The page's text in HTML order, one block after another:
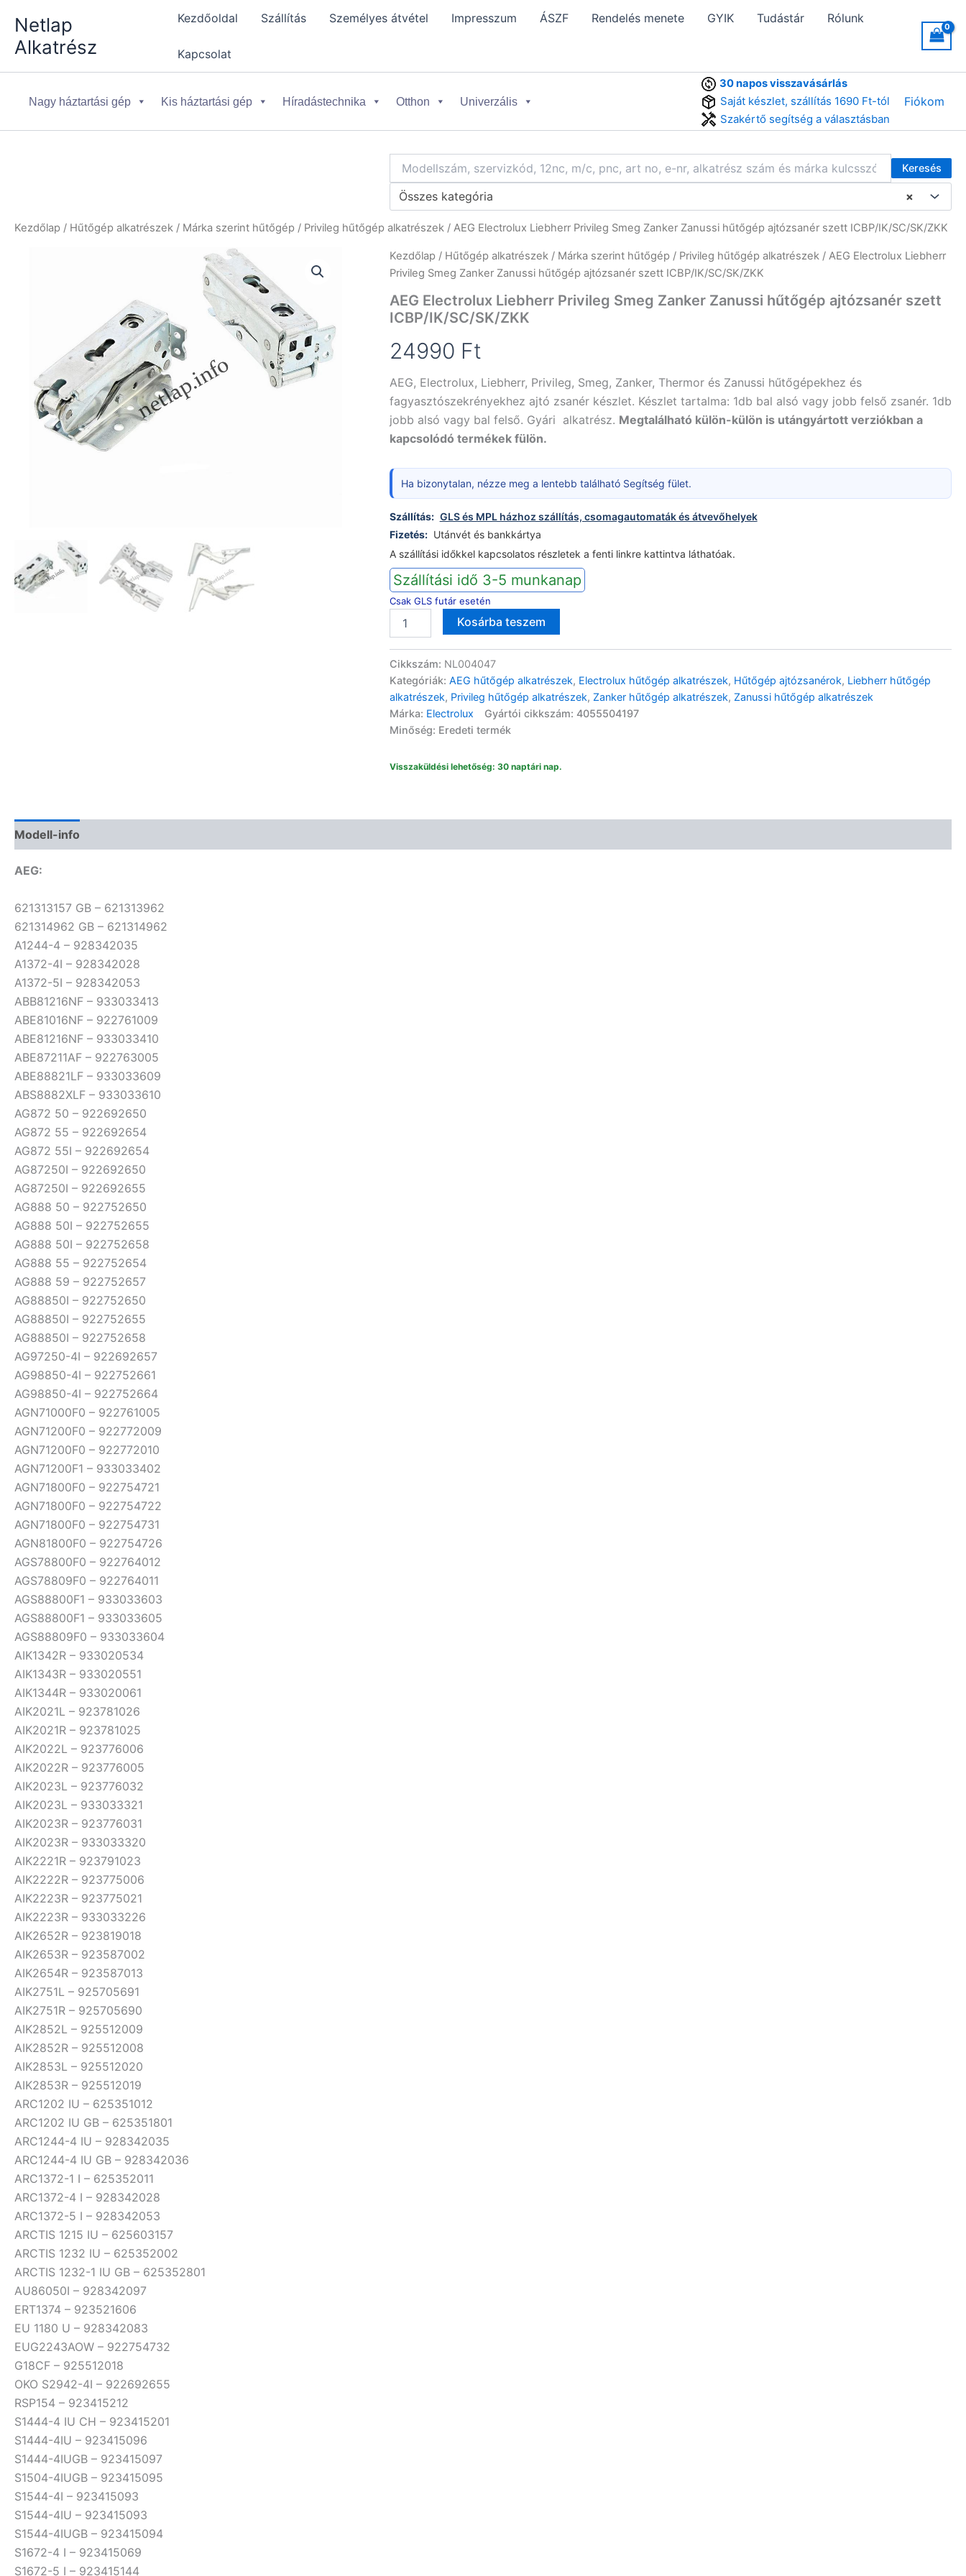
content
Netlap
Alkatrész
Kezdőoldal Szállítás Személyes átvétel Impresszum ÁSZF Rendelés menete GYIK Tudástár Rólunk
Kapcsolat
Nagy háztartási gép Kis háztartási gép Híradástechnika Otthon Univerzális
30 napos visszavásárlás
Saját készlet, szállítás 1690 Ft-tól
Szakértő segítség a választásban
Fiókom
Keresés
×
Összes kategória
Kezdőlap / Hűtőgép alkatrészek / Márka szerint hűtőgép / Privileg hűtőgép alkatrészek / AEG Electrolux Liebherr Privileg Smeg Zanker Zanussi hűtőgép ajtózsanér szett ICBP/IK/SC/SK/ZKK
Kezdőlap / Hűtőgép alkatrészek/ Márka szerint hűtőgép / Privileg hűtőgép alkatrészek/ AEG Electrolux Liebherr
Privileg Smeg Zanker Zanussi hűtőgép ajtózsanér szett ICBP/IK/SC/SK/ZKK
AEG Electrolux Liebherr Privileg Smeg Zanker Zanussi hűtőgép ajtózsanér szett
ICBP/IK/SC/SK/ZKK
24990 Ft
AEG, Electrolux, Liebherr, Privileg, Smeg, Zanker, Thermor és Zanussi hűtőgépekhez és
fagyasztószekrényekhez ajtó zsanér készlet. Készlet tartalma: 1db bal alsó vagy jobb felső zsanér. 1db
jobb alsó vagy bal felső. Gyári alkatrész. Megtalálható külön-külön is utángyártott verziókban a
kapcsolódó termékek fülön.
Ha bizonytalan, nézze meg a lentebb található Segítség fület.
Szállítás: GLS és MPL házhoz szállítás, csomagautomaták és átvevőhelyek
Fizetés: Utánvét és bankkártya
A szállítási időkkel kapcsolatos részletek a fenti linkre kattintva láthatóak.
Szállítási idő 3-5 munkanap
Csak GLS futár esetén
Electrolux
Privileg
Zanker
Zanussi
hűtőgép
ajtózsanér
mennyiség
Kosárba teszem
Cikkszám: NL004047
Kategóriák: AEG hűtőgép alkatrészek, Electrolux hűtőgép alkatrészek, Hűtőgép ajtózsanérok, Liebherr hűtőgép
alkatrészek, Privileg hűtőgép alkatrészek, Zanker hűtőgép alkatrészek, Zanussi hűtőgép alkatrészek
Márka: Electrolux
Gyártói cikkszám: 4055504197
Minőség: Eredeti termék
Visszaküldési lehetőség: 30 naptári nap.
Modell-info
AEG:
621313157 GB – 621313962
621314962 GB – 621314962
A1244-4 – 928342035
A1372-4I – 928342028
A1372-5I – 928342053
ABB81216NF – 933033413
ABE81016NF – 922761009
ABE81216NF – 933033410
ABE87211AF – 922763005
ABE88821LF – 933033609
ABS8882XLF – 933033610
AG872 50 – 922692650
AG872 55 – 922692654
AG872 55I – 922692654
AG87250I – 922692650
AG87250I – 922692655
AG888 50 – 922752650
AG888 50I – 922752655
AG888 50I – 922752658
AG888 55 – 922752654
AG888 59 – 922752657
AG88850I – 922752650
AG88850I – 922752655
AG88850I – 922752658
AG97250-4I – 922692657
AG98850-4I – 922752661
AG98850-4I – 922752664
AGN71000F0 – 922761005
AGN71200F0 – 922772009
AGN71200F0 – 922772010
AGN71200F1 – 933033402
AGN71800F0 – 922754721
AGN71800F0 – 922754722
AGN71800F0 – 922754731
AGN81800F0 – 922754726
AGS78800F0 – 922764012
AGS78809F0 – 922764011
AGS88800F1 – 933033603
AGS88800F1 – 933033605
AGS88809F0 – 933033604
AIK1342R – 933020534
AIK1343R – 933020551
AIK1344R – 933020061
AIK2021L – 923781026
AIK2021R – 923781025
AIK2022L – 923776006
AIK2022R – 923776005
AIK2023L – 923776032
AIK2023L – 933033321
AIK2023R – 923776031
AIK2023R – 933033320
AIK2221R – 923791023
AIK2222R – 923775006
AIK2223R – 923775021
AIK2223R – 933033226
AIK2652R – 923819018
AIK2653R – 923587002
AIK2654R – 923587013
AIK2751L – 925705691
AIK2751R – 925705690
AIK2852L – 925512009
AIK2852R – 925512008
AIK2853L – 925512020
AIK2853R – 925512019
ARC1202 IU – 625351012
ARC1202 IU GB – 625351801
ARC1244-4 IU – 928342035
ARC1244-4 IU GB – 928342036
ARC1372-1 I – 625352011
ARC1372-4 I – 928342028
ARC1372-5 I – 928342053
ARCTIS 1215 IU – 625603157
ARCTIS 1232 IU – 625352002
ARCTIS 1232-1 IU GB – 625352801
AU86050I – 928342097
ERT1374 – 923521606
EU 1180 U – 928342083
EUG2243AOW – 922754732
G18CF – 925512018
OKO S2942-4I – 922692655
RSP154 – 923415212
S1444-4 IU CH – 923415201
S1444-4IU – 923415096
S1444-4IUGB – 923415097
S1504-4IUGB – 923415095
S1544-4I – 923415093
S1544-4IU – 923415093
S1544-4IUGB – 923415094
S1672-4 I – 923415069
S1672-5 I – 923415144